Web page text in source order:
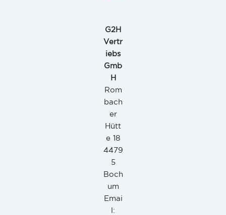
G2H
Vertr
iebs
Gmb
H
Rom
bach
er
Hütt
e 18
4479
5
Boch
um
Emai
l: